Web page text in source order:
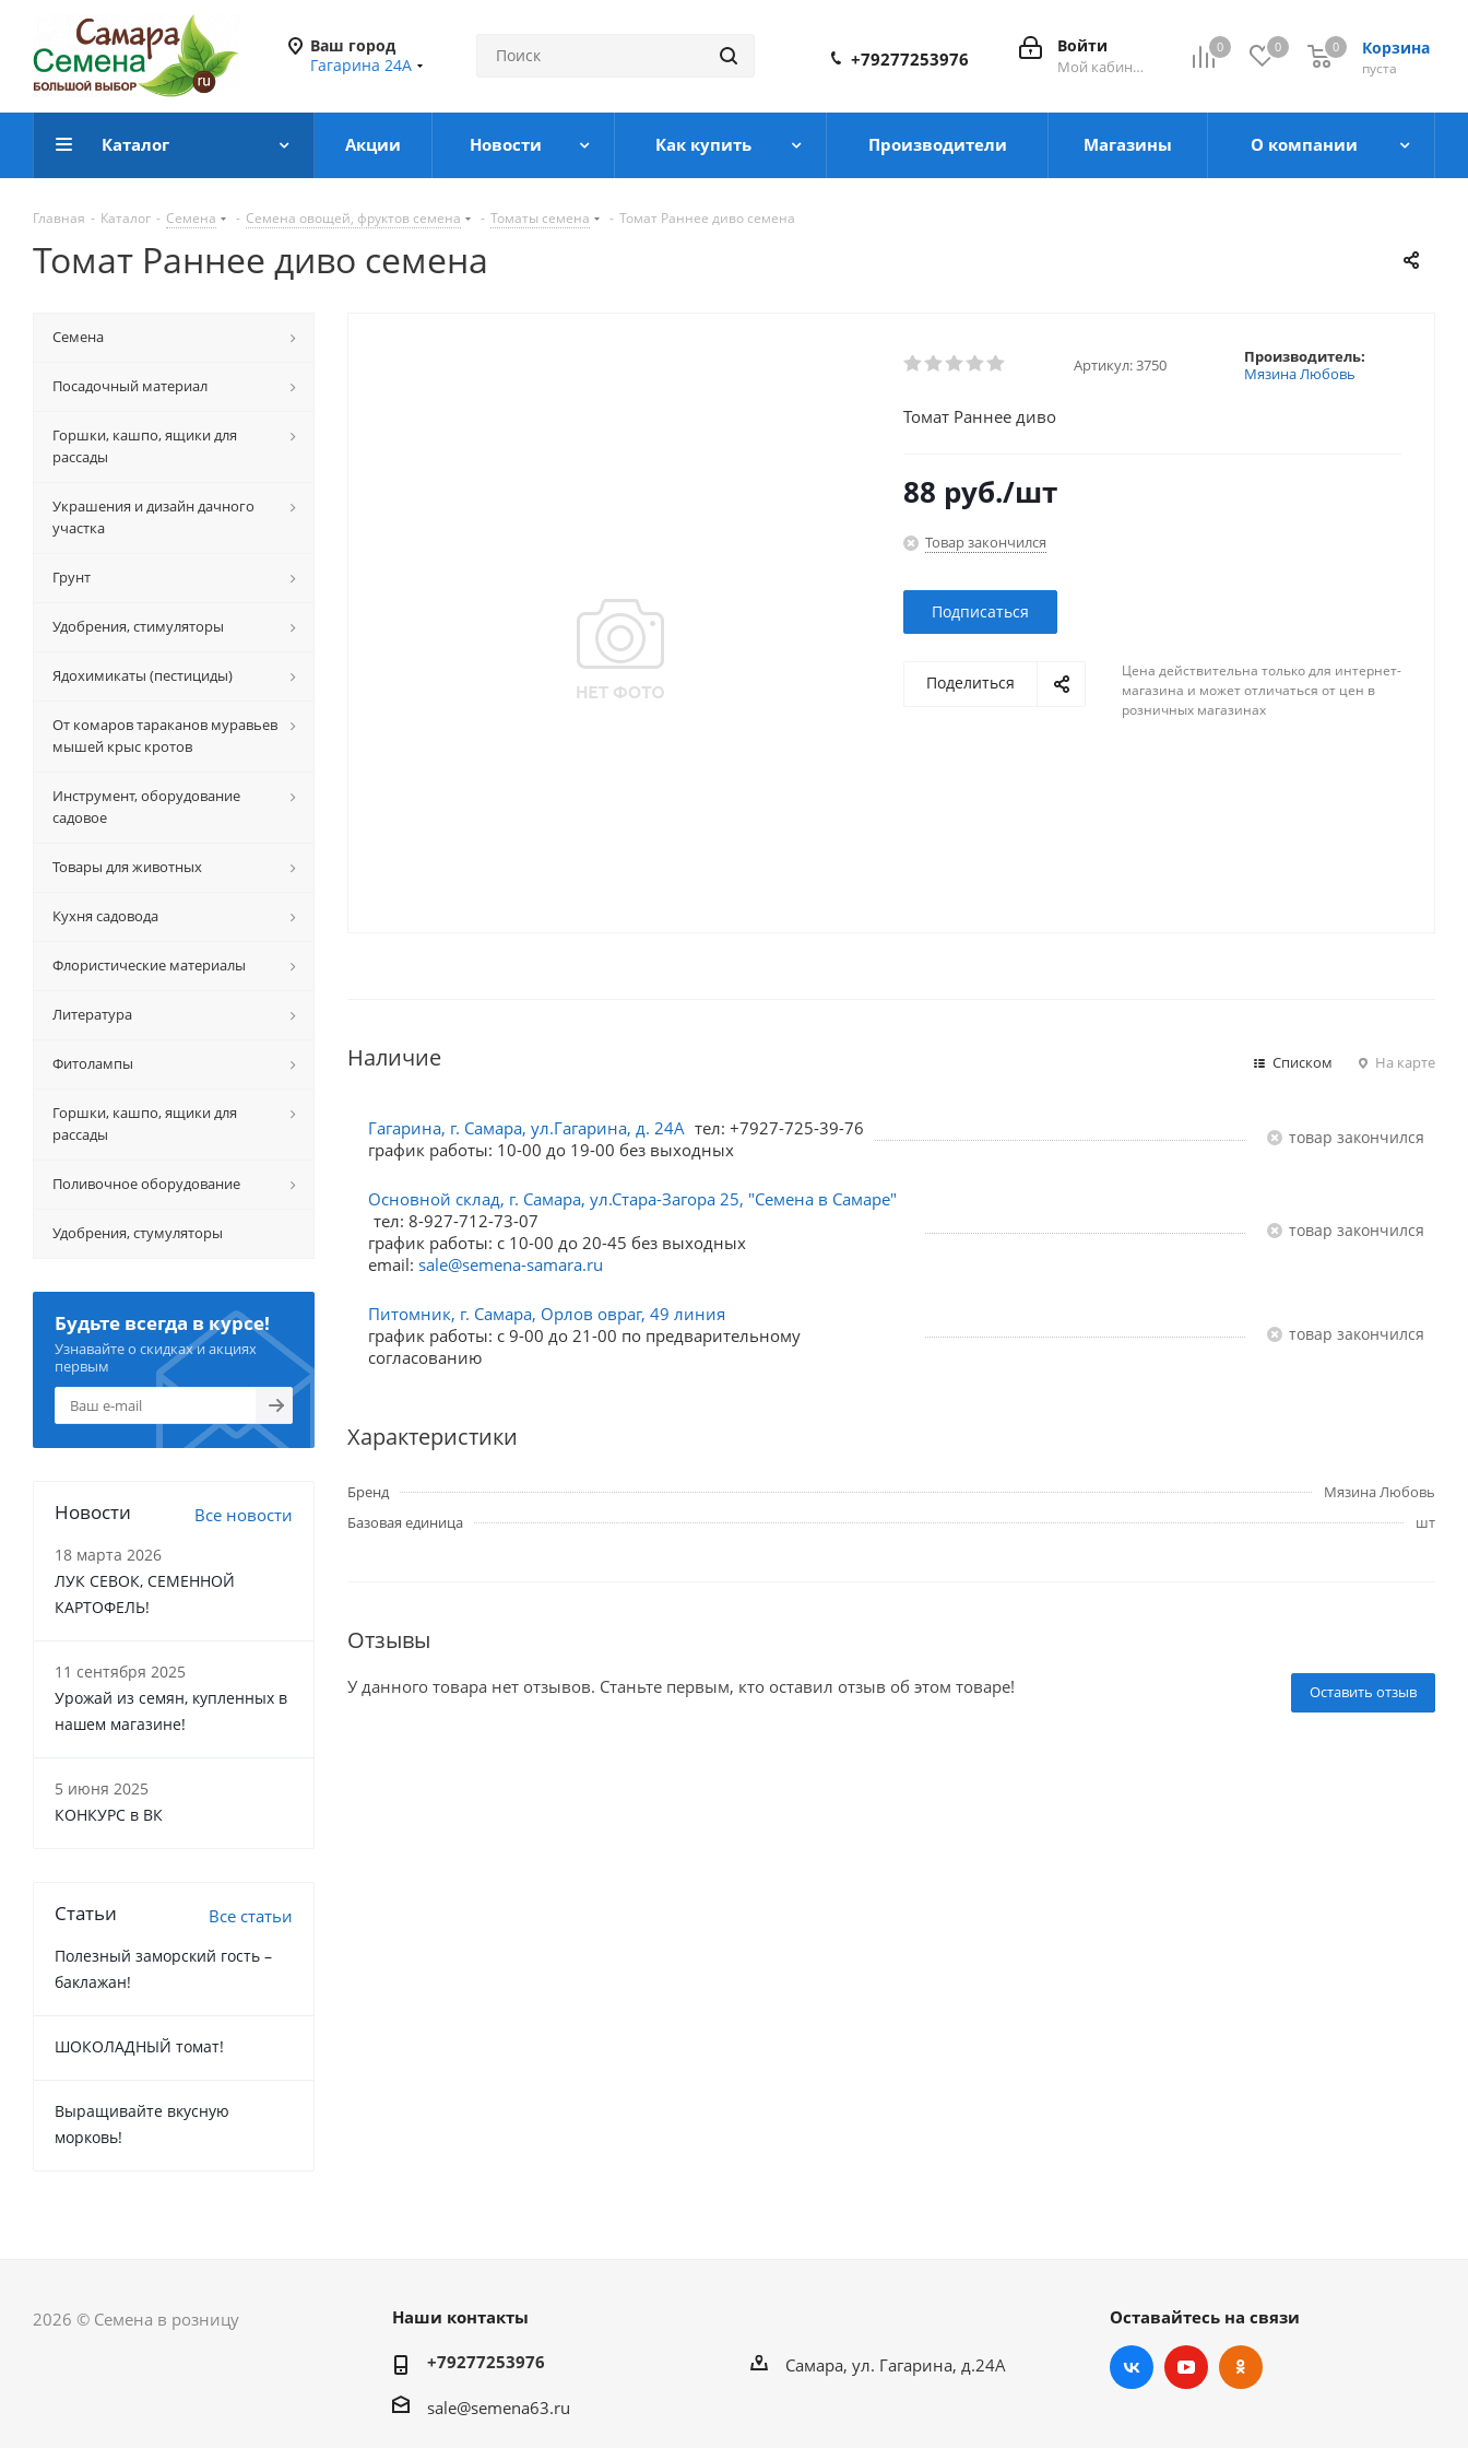
Ваш город
Гагарина 24А
0 0 Корзина
0
пуста
0
Войти
Мой кабинет
+79277253976
Каталог Акции Новости Как купить Производители Магазины О компании
Главная - Каталог - Семена - Семена овощей, фруктов семена - Томаты семена - Томат Раннее диво семена
Томат Раннее диво семена
Артикул:3750
Производитель:
Мязина Любовь
Томат Раннее диво
88 руб./шт
Товар закончился
Подписаться
Поделиться
Цена действительна только для интернет-
магазина и может отличаться от цен в
розничных магазинах
Наличие Списком На карте
Гагарина, г. Самара, ул.Гагарина, д. 24А тел: +7927-725-39-76
график работы: 10-00 до 19-00 без выходных
Товар закончился
Основной склад, г. Самара, ул.Стара-Загора 25, "Семена в Самаре"
тел: 8-927-712-73-07
график работы: с 10-00 до 20-45 без выходных
email: sale@semena-samara.ru
Товар закончился
Питомник, г. Самара, Орлов овраг, 49 линия
график работы: с 9-00 до 21-00 по предварительному
согласованию
Товар закончился
Характеристики
Бренд
Мязина Любовь
Базовая единица
шт
Отзывы
Оставить отзыв
У данного товара нет отзывов. Станьте первым, кто оставил отзыв об этом товаре!
Семена
Посадочный материал
Горшки, кашпо, ящики для
рассады
Украшения и дизайн дачного
участка
Грунт
Удобрения, стимуляторы
Ядохимикаты (пестициды)
От комаров тараканов муравьев
мышей крыс кротов
Инструмент, оборудование
садовое
Товары для животных
Кухня садовода
Флористические материалы
Литература
Фитолампы
Горшки, кашпо, ящики для
рассады
Поливочное оборудование
Удобрения, стумуляторы
Будьте всегда в курсе!
Узнавайте о скидках и акциях
первым
Новости Все новости
18 марта 2026
ЛУК СЕВОК, СЕМЕННОЙ
КАРТОФЕЛЬ!
11 сентября 2025
Урожай из семян, купленных в
нашем магазине!
5 июня 2025
КОНКУРС в ВК
Статьи Все статьи
Полезный заморский гость –
баклажан!
ШОКОЛАДНЫЙ томат!
Выращивайте вкусную
морковь!
2026 © Семена в розницу Наши контакты
+79277253976
sale@semena63.ru
Самара, ул. Гагарина, д.24А
Оставайтесь на связи